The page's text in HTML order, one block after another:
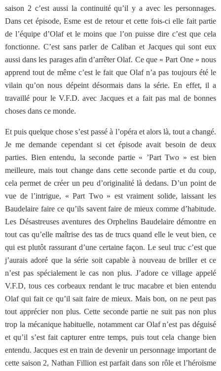
saison 2 c’est aussi la continuité qu’il y a avec les personnages.
Dans cet épisode, Esme est de retour et cette fois-ci elle fait partie
de l’équipe d’Olaf et le moins que l’on puisse dire c’est que cela
fonctionne. C’est sans parler de Caliban et Jacques qui sont eux
aussi dans les parages afin d’arrêter Olaf. Ce que « Part One » nous
apprend tout de même c’est le fait que Olaf n’a pas toujours été le
vilain qu’on nous dépeint désormais dans la série. En effet, il a
travaillé pour le V.F.D. avec Jacques et a fait pas mal de bonnes
choses dans ce monde.
Et puis quelque chose s’est passé à l’opéra et alors là, tout a changé.
Je me demande cependant si cet épisode avait besoin de deux
parties. Bien entendu, la seconde partie « ’Part Two » est bien
meilleure, mais tout change dans cette seconde partie et du coup,
cela permet de créer un peu d’originalité là dedans. D’un point de
vue de l’intrigue, « Part Two » est vraiment solide, laissant les
Baudelaire faire ce qu’ils savent faire de mieux comme d’habitude.
Les Désastreuses aventures des Orphelins Baudelaire démontre en
tout cas qu’elle maîtrise des tas de trucs quand elle le veut bien, ce
qui est plutôt rassurant d’une certaine façon. Le seul truc c’est que
j’aurais adoré que la série soit capable à nouveau de briller et ce
n’est pas spécialement le cas non plus. J’adore ce village appelé
V.F.D, tous ces corbeaux rendant le truc macabre et bien entendu
Olaf qui fait ce qu’il sait faire de mieux. Mais bon, on ne peut pas
tout apprécier non plus. Cette seconde partie ne suit pas non plus
trop la mécanique habituelle, notamment car Olaf n’est pas déguisé
et qu’il s’est fait capturer entre temps, puis tout cela change bien
entendu. Jacques est en train de devenir un personnage important de
cette saison 2, Nathan Fillion est parfait dans son rôle et l’héroïsme